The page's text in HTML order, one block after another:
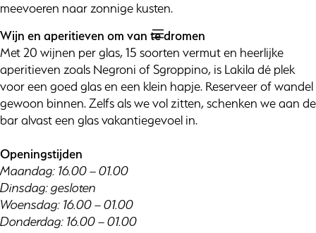
meevoeren naar zonnige kusten.
Wijn en aperitieven om van te dromen
Met 20 wijnen per glas, 15 soorten vermut en heerlijke
aperitieven zoals Negroni of Sgroppino, is Lakila dé plek
voor een goed glas en een klein hapje. Reserveer of wandel
gewoon binnen. Zelfs als we vol zitten, schenken we aan de
bar alvast een glas vakantiegevoel in.
Openingstijden
Maandag: 16.00 – 01.00
Dinsdag: gesloten
Woensdag: 16.00 – 01.00
Donderdag: 16.00 – 01.00